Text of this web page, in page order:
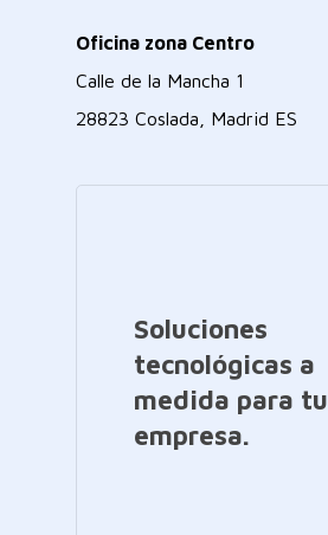
Oficina zona Centro
Calle de la Mancha 1
28823 Coslada, Madrid ES
Soluciones
tecnológicas a
medida para tu
empresa.